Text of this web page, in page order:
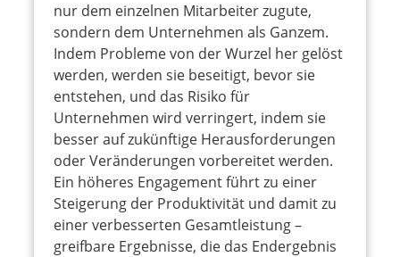
nur dem einzelnen Mitarbeiter zugute,
sondern dem Unternehmen als Ganzem.
Indem Probleme von der Wurzel her gelöst
werden, werden sie beseitigt, bevor sie
entstehen, und das Risiko für
Unternehmen wird verringert, indem sie
besser auf zukünftige Herausforderungen
oder Veränderungen vorbereitet werden.
Ein höheres Engagement führt zu einer
Steigerung der Produktivität und damit zu
einer verbesserten Gesamtleistung –
greifbare Ergebnisse, die das Endergebnis